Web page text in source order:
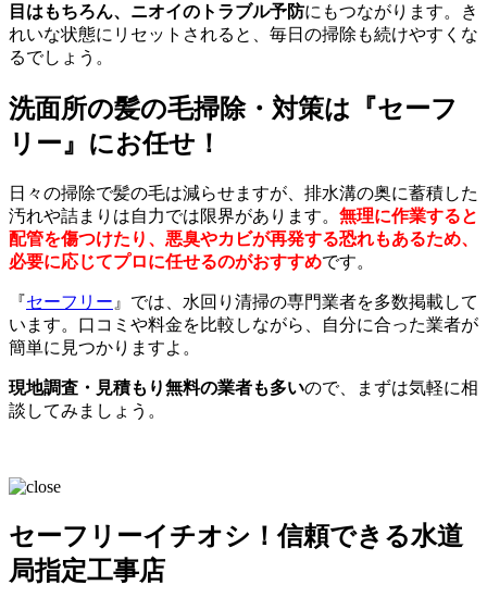
目はもちろん、ニオイのトラブル予防にもつながります。き
れいな状態にリセットされると、毎日の掃除も続けやすくな
るでしょう。
洗面所の髪の毛掃除・対策は『セーフ
リー』にお任せ！
日々の掃除で髪の毛は減らせますが、排水溝の奥に蓄積した
汚れや詰まりは自力では限界があります。 無理に作業すると
配管を傷つけたり、悪臭やカビが再発する恐れもあるため、
必要に応じてプロに任せるのがおすすめです。
『セーフリー 』では、水回り清掃の専門業者を多数掲載して
います。口コミや料金を比較しながら、自分に合った業者が
簡単に見つかりますよ。
現地調査・見積もり無料の業者も多いので、まずは気軽に相
談してみましょう。
セーフリーイチオシ！信頼できる水道
局指定工事店